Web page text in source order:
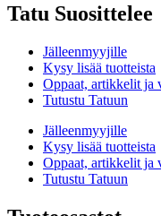
Tatu Suosittelee
Jälleenmyyjille
Kysy lisää tuotteista
Oppaat, artikkelit ja
Tutustu Tatuun
Jälleenmyyjille
Kysy lisää tuotteista
Oppaat, artikkelit ja
Tutustu Tatuun